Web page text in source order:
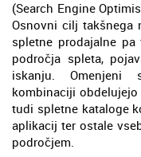
(Search Engine
Osnovni cilj takšnega
spletne prodajalne
področja spleta,
iskanju. Omenjeni
kombinaciji
tudi spletne kataloge
aplikacij ter ostale
področjem.